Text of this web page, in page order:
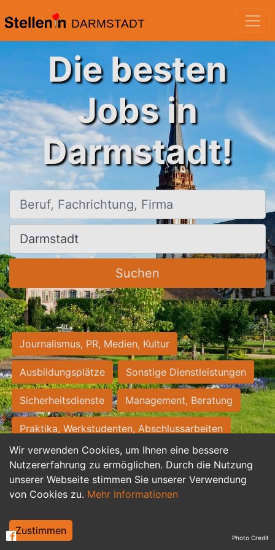
DARMSTADT
Wir verwenden Cookies, um Ihnen eine bessere
Nutzererfahrung zu ermöglichen. Durch die Nutzung
unserer Webseite stimmen Sie unserer Verwendung
von Cookies zu. Mehr Informationen
Zustimmen
Die besten
Jobs in
Darmstadt!
Beruf, Fachrichtung, Firma
Ort, Stadt
Suchen
Journalismus, PR, Medien, Kultur
Ausbildungsplätze Sonstige Dienstleistungen
Sicherheitsdienste Management, Beratung
Praktika, Werkstudenten, Abschlussarbeiten
Personalwesen Assistenz, Sekretariat
Hilfskräfte, Aushilfs- und Nebenjobs
Weiterbildung, Studium, duale Ausbildung Photo Credit